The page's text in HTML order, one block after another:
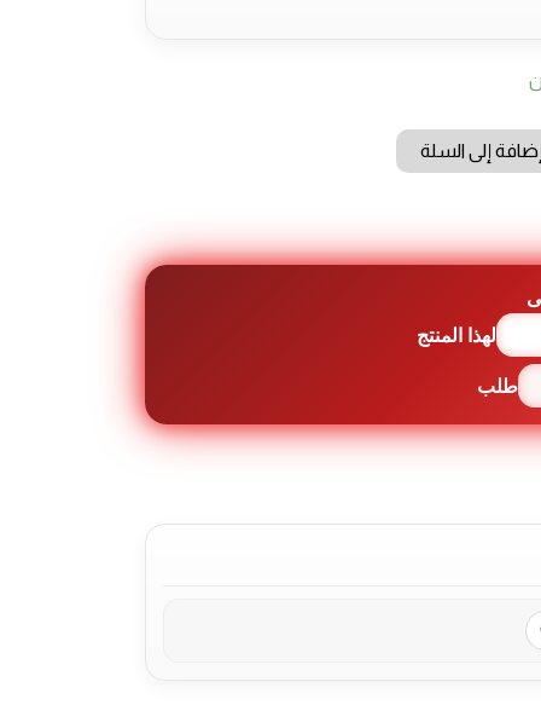
إضافة إلى السلة
لهذا المنتج
طلب